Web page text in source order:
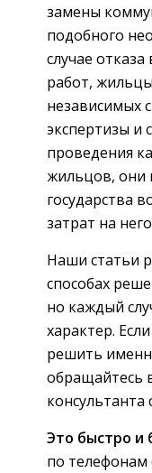
замены
подобного
случае
работ,
независимых
экспертизы и
проведения
жильцов, они
государства
затрат на
Наши статьи
способах
но каждый
характер.
решить
обращайтесь
консультанта
Это быстро и
по телефонам